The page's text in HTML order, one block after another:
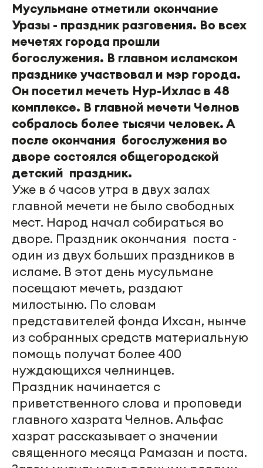
Мусульмане отметили окончание
Уразы - праздник разговения. Во всех
мечетях города прошли
богослужения. В главном исламском
празднике участвовал и мэр города.
Он посетил мечеть Нур-Ихлас в 48
комплексе. В главной мечети Челнов
собралось более тысячи человек. А
после окончания богослужения во
дворе состоялся общегородской
детский праздник.
Уже в 6 часов утра в двух залах
главной мечети не было свободных
мест. Народ начал собираться во
дворе. Праздник окончания поста -
один из двух больших праздников в
исламе. В этот день мусульмане
посещают мечеть, раздают
милостыню. По словам
представителей фонда Ихсан, нынче
из собранных средств материальную
помощь получат более 400
нуждающихся челнинцев.
Праздник начинается с
приветственного слова и проповеди
главного хазрата Челнов. Альфас
хазрат рассказывает о значении
священного месяца Рамазан и поста.